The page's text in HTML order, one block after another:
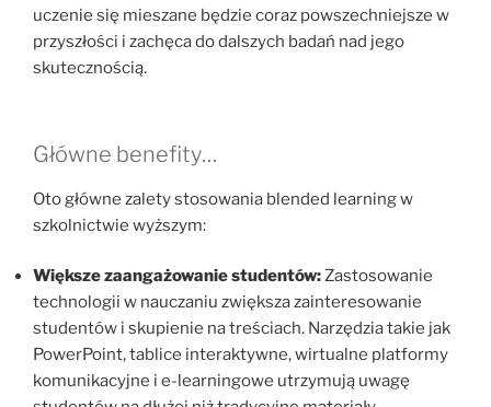
uczenie się mieszane będzie coraz powszechniejsze w
przyszłości i zachęca do dalszych badań nad jego
skutecznością.
Główne benefity…
Oto główne zalety stosowania blended learning w
szkolnictwie wyższym:
Większe zaangażowanie studentów:Zastosowanie
technologii w nauczaniu zwiększa zainteresowanie
studentów i skupienie na treściach. Narzędzia takie jak
PowerPoint, tablice interaktywne, wirtualne platformy
komunikacyjne i e-learningowe utrzymują uwagę